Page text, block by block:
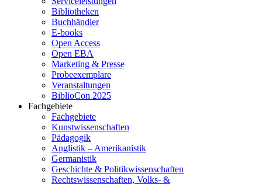
Bibliotheken
Buchhändler
E-books
Open Access
Open EBA
Marketing & Presse
Probeexemplare
Veranstaltungen
BiblioCon 2025
Fachgebiete
Fachgebiete
Kunstwissenschaften
Pädagogik
Anglistik – Amerikanistik
Germanistik
Geschichte & Politikwissenschaften
Rechtswissenschaften, Volks- &